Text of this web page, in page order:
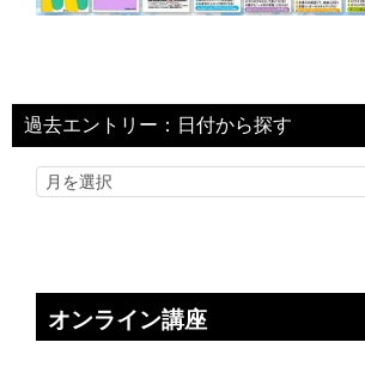
過去エントリー：日付から探す
オンライン講座